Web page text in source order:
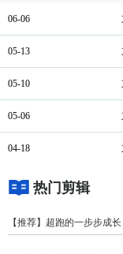
06-06
05-13
05-10
05-06
04-18
热门剪辑
【推荐】超跑的一步步成